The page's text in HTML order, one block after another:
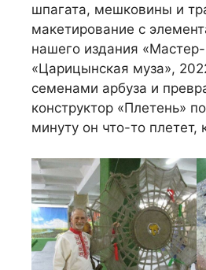
шпагата, мешковины и
макетирование с
нашего издания
«Царицынская муза»,
семенами арбуза и
конструктор «Плетень»
минуту он что-то плетет,